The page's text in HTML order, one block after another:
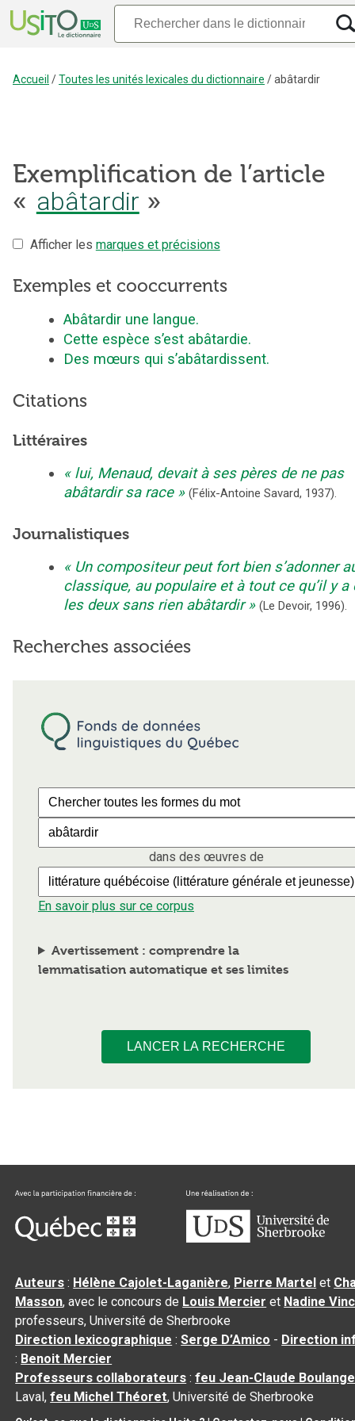
Accueil /Toutes les unités lexicales du dictionnaire /abâtardir
Exemplification de l’article
« abâtardir »
Afficher les marques et précisions
Exemples et cooccurrents
Abâtardir une langue.
Cette espèce s’est abâtardie.
Des mœurs qui s’abâtardissent.
Citations
Littéraires
lui, Menaud, devait à ses pères de ne pas
abâtardir sa race
(Félix-Antoine Savard, 1937).
Journalistiques
Un compositeur peut fort bien s’adonner
classique, au populaire et à tout ce qu’il y a
les deux sans rien abâtardir
(Le Devoir, 1996).
Recherches associées
dans des œuvres de
En savoir plus sur ce corpus
Avertissement : comprendre la
lemmatisation automatique et ses limites
LANCER LA RECHERCHE
Auteurs : Hélène Cajolet-Laganière, Pierre Martel et
Masson, avec le concours de Louis Mercier et Nadine
professeurs, Université de Sherbrooke
Direction lexicographique :Serge D’Amico - Direction
: Benoit Mercier
Professeurs collaborateurs :feu Jean-Claude
Laval,feu Michel Théoret, Université de Sherbrooke